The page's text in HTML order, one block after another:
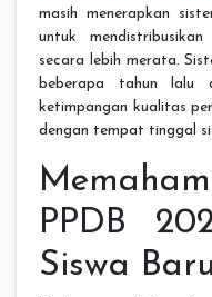
masih menerapkan
untuk
secara lebih merata.
beberapa tahun lalu
ketimpangan kualitas
dengan tempat tinggal
PPDB
Siswa